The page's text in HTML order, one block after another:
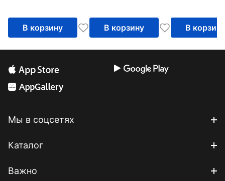
В корзину В корзину В корзину
Мы в соцсетях
Каталог
Важно